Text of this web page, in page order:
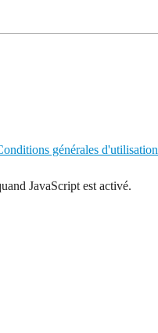
générales d'utilisation
JavaScript est activé.